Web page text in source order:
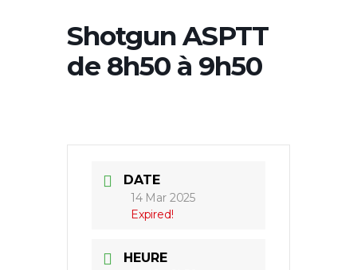
Shotgun ASPTT
de 8h50 à 9h50
DATE
14 Mar 2025
Expired!
HEURE